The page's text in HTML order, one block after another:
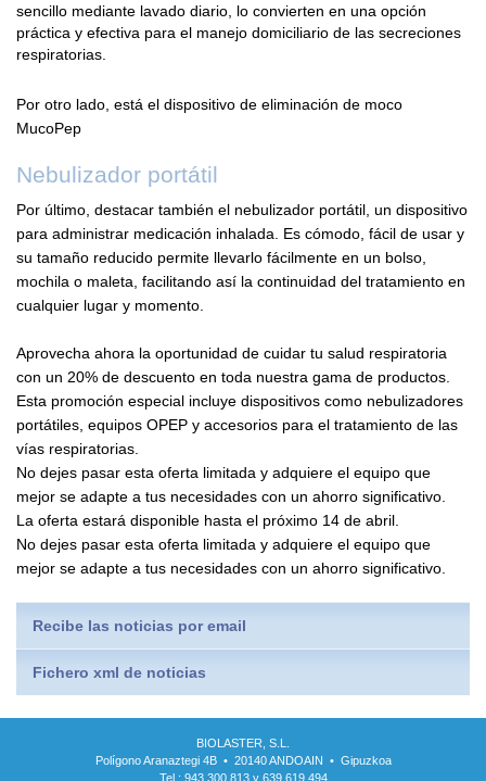
sencillo mediante lavado diario, lo convierten en una opción
práctica y efectiva para el manejo domiciliario de las secreciones
respiratorias.
Por otro lado, está el dispositivo de eliminación de moco
MucoPep
Nebulizador portátil
Por último, destacar también el nebulizador portátil, un dispositivo
para administrar medicación inhalada. Es cómodo, fácil de usar y
su tamaño reducido permite llevarlo fácilmente en un bolso,
mochila o maleta, facilitando así la continuidad del tratamiento en
cualquier lugar y momento.
Aprovecha ahora la oportunidad de cuidar tu salud respiratoria
con un 20% de descuento en toda nuestra gama de productos.
Esta promoción especial incluye dispositivos como nebulizadores
portátiles, equipos OPEP y accesorios para el tratamiento de las
vías respiratorias.
No dejes pasar esta oferta limitada y adquiere el equipo que
mejor se adapte a tus necesidades con un ahorro significativo.
La oferta estará disponible hasta el próximo 14 de abril.
No dejes pasar esta oferta limitada y adquiere el equipo que
mejor se adapte a tus necesidades con un ahorro significativo.
Recibe las noticias por email
Fichero xml de noticias
BIOLASTER, S.L.
Polígono Aranaztegi 4B • 20140 ANDOAIN • Gipuzkoa
Tel.: 943 300 813 y 639 619 494